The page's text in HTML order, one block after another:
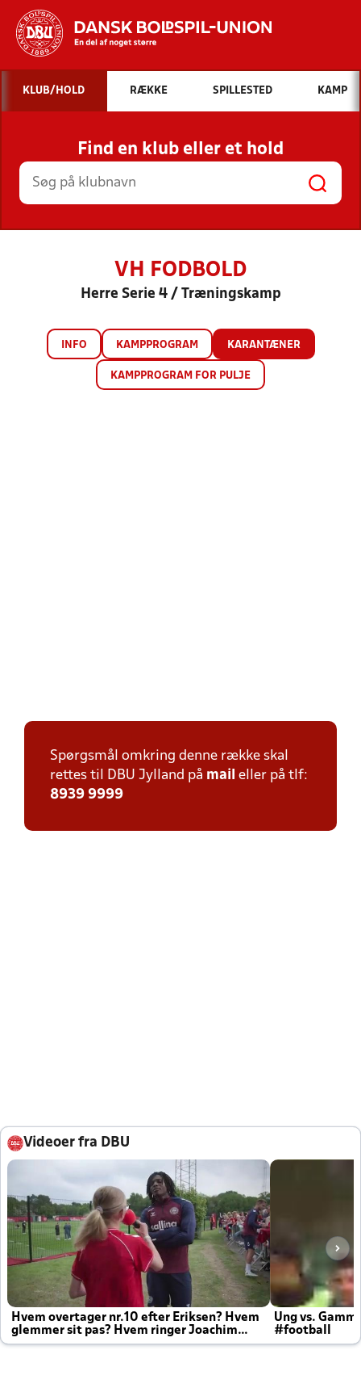
Hvad vil du søge efter?
INDHOLD OG NYHEDER
STILLINGER, RESULTATER, KLUBBER OG
HOLD
KLUB/HOLD RÆKKE SPILLESTED KAMP
Find en klub eller et hold
VH FODBOLD
Herre Serie 4 / Træningskamp
INFO KAMPPROGRAM KARANTÆNER
KAMPPROGRAM FOR PULJE
Spørgsmål omkring denne række skal
rettes til DBU Jylland på mail eller på tlf:
8939 9999
Videoer fra DBU
Hvem overtager nr.10 efter Eriksen? Hvem
glemmer sit pas? Hvem ringer Joachim
altid til efter kampe?
Ung vs.
#football